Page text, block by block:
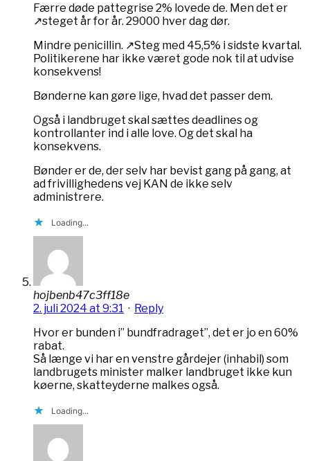
Færre døde pattegrise 2% lovede de. Men det er
↗️steget år for år. 29000 hver dag dør.
Mindre penicillin. ↗️Steg med 45,5% i sidste kvartal.
Politikerene har ikke været gode nok til at udvise
konsekvens!
Bønderne kan gøre lige, hvad det passer dem.
Også i landbruget skal sættes deadlines og
kontrollanter ind i alle love. Og det skal ha
konsekvens.
Bønder er de, der selv har bevist gang på gang, at
ad frivillighedens vej KAN de ikke selv
administrere.
Loading...
hojbenb47c3ff18e
2. juli 2024 at 9:31 · Reply
Hvor er bunden i” bundfradraget”, det er jo en 60%
rabat.
Så længe vi har en venstre gårdejer (inhabil) som
landbrugets minister malker landbruget ikke kun
køerne, skatteyderne malkes også.
Loading...